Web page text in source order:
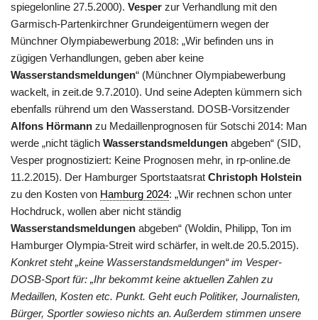
spiegelonline 27.5.2000). Vesper zur Verhandlung mit den
Garmisch-Partenkirchner Grundeigentümern wegen der
Münchner Olympiabewerbung 2018: „Wir befinden uns in
zügigen Verhandlungen, geben aber keine
Wasserstandsmeldungen“ (Münchner Olympiabewerbung
wackelt, in zeit.de 9.7.2010). Und seine Adepten kümmern sich
ebenfalls rührend um den Wasserstand. DOSB-Vorsitzender
Alfons Hörmann zu Medaillenprognosen für Sotschi 2014: Man
werde „nicht täglich Wasserstandsmeldungen abgeben“ (SID,
Vesper prognostiziert: Keine Prognosen mehr, in rp-online.de
11.2.2015). Der Hamburger Sportstaatsrat Christoph Holstein
zu den Kosten von Hamburg 2024: „Wir rechnen schon unter
Hochdruck, wollen aber nicht ständig
Wasserstandsmeldungen abgeben“ (Woldin, Philipp, Ton im
Hamburger Olympia-Streit wird schärfer, in welt.de 20.5.2015).
Konkret steht „keine Wasserstandsmeldungen“ im Vesper-
DOSB-Sport für: „Ihr bekommt keine aktuellen Zahlen zu
Medaillen, Kosten etc. Punkt. Geht euch Politiker, Journalisten,
Bürger, Sportler sowieso nichts an. Außerdem stimmen unsere